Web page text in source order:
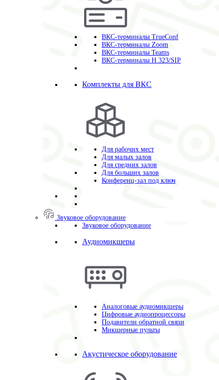
ВКС-терминалы TrueConf
ВКС-терминалы Zoom
ВКС-терминалы Teams
ВКС-терминалы H.323/SIP
Комплекты для ВКС
Для рабочих мест
Для малых залов
Для средних залов
Для больших залов
Конференц-зал под ключ
Звуковое оборудование
Звуковое оборудование
Аудиомикшеры
Аналоговые аудиомикшеры
Цифровые аудиопроцессоры
Подавители обратной связи
Микшерные пульты
Акустическое оборудование